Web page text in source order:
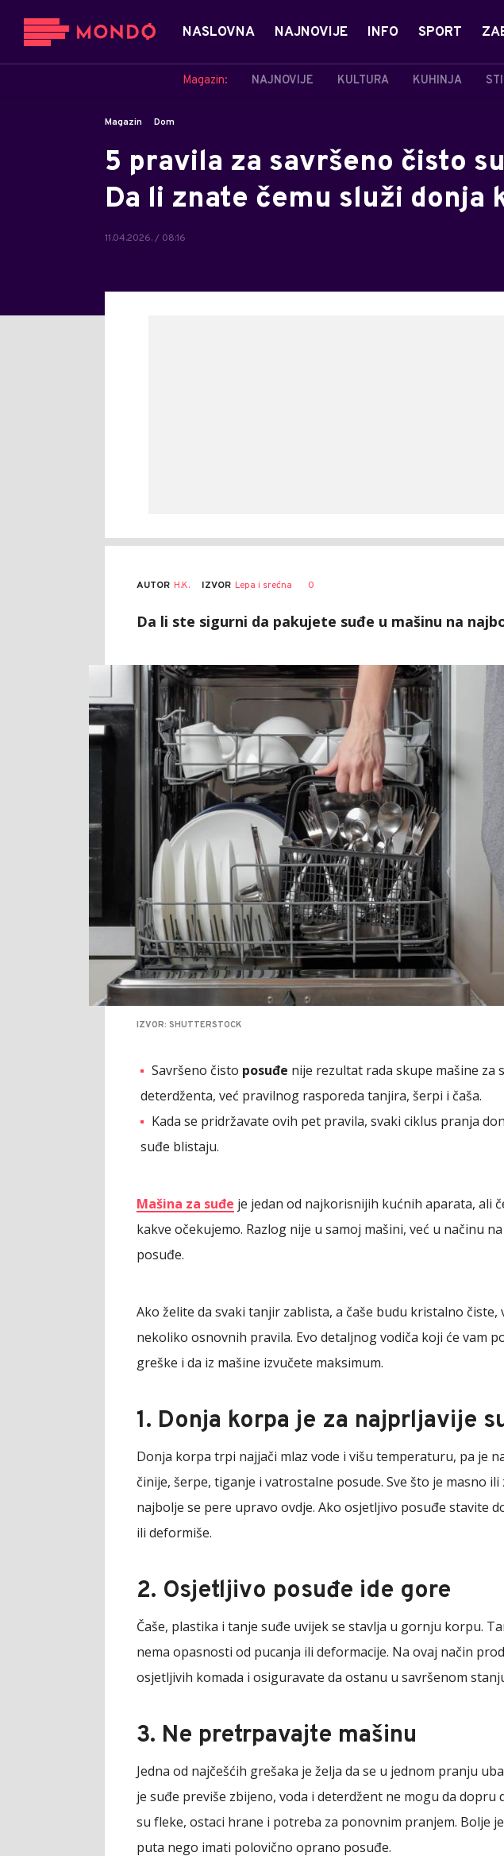
NASLOVNA NAJNOVIJE INFO SPORT
Magazin: NAJNOVIJE KULTURA KUHINJA
Magazin Dom
5 pravila za savršeno čisto
Da li znate čemu služi donja
11.04.2026. / 08:16
AUTOR H.K. IZVOR Lepa i srećna 0
Da li ste sigurni da pakujete suđe u mašinu na
IZVOR: SHUTTERSTOCK
Savršeno čisto posuđe nije rezultat rada skupe mašine za
deterdženta, već pravilnog rasporeda tanjira, šerpi i čaša.
Kada se pridržavate ovih pet pravila, svaki ciklus pranja
suđe blistaju.
Mašina za suđe je jedan od najkorisnijih kućnih aparata, ali
kakve očekujemo. Razlog nije u samoj mašini, već u načinu
posuđe.
Ako želite da svaki tanjir zablista, a čaše budu kristalno čiste,
nekoliko osnovnih pravila. Evo detaljnog vodiča koji će vam
greške i da iz mašine izvučete maksimum.
1. Donja korpa je za najprljavije
Donja korpa trpi najjači mlaz vode i višu temperaturu, pa je
činije, šerpe, tiganje i vatrostalne posude. Sve što je masno
najbolje se pere upravo ovdje. Ako osjetljivo posuđe stavite
ili deformiše.
2. Osjetljivo posuđe ide gore
Čaše, plastika i tanje suđe uvijek se stavlja u gornju korpu.
nema opasnosti od pucanja ili deformacije. Na ovaj način
osjetljivih komada i osiguravate da ostanu u savršenom
3. Ne pretrpavajte mašinu
Jedna od najčešćih grešaka je želja da se u jednom pranju
je suđe previše zbijeno, voda i deterdžent ne mogu da dopru
su fleke, ostaci hrane i potreba za ponovnim pranjem. Bolje
puta nego imati polovično oprano posuđe.